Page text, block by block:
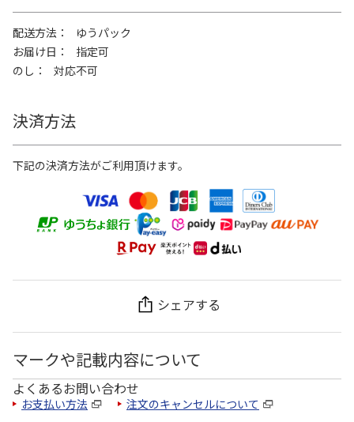
配送方法
ゆうパック
お届け日
指定可
のし
対応不可
決済方法
下記の決済方法がご利用頂けます。
シェアする
マークや記載内容について
よくあるお問い合わせ
お支払い方法 注文のキャンセルについて